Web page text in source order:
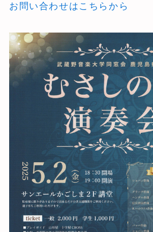
お問い合わせはこちらから